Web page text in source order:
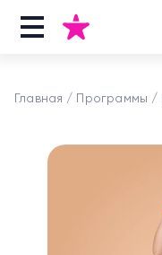
Главная Программы